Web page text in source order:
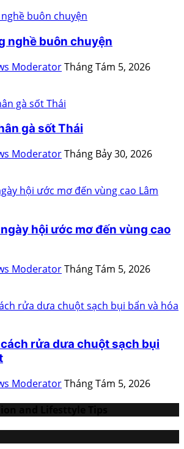
nghề buôn chuyện
ModeratorTháng Tám 5, 2026
gà sốt Thái
ModeratorTháng Bảy 30, 2026
hội ước mơ đến vùng cao
ModeratorTháng Tám 5, 2026
rửa dưa chuột sạch bụi
ModeratorTháng Tám 5, 2026